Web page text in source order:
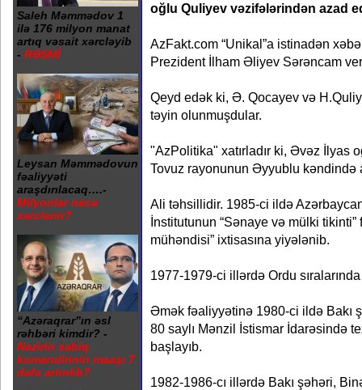
Saleh Məmmədov 1
ilə 176 milyon manat
artıq vəsait xərcləyib
- RƏSMİ
Leysan Məmmədovun
fəaliyyəti
araşdırılacaq….-
Milyonlar necə
xərclənir?
“Azəraqrar”ın əsl
rəhbəri kimdir? -
Nazirin sabiq
komandirinin maaşı 7
dəfə artırılıb?
oğlu Quliyev vəzifələrindən azad
AzFakt.com “Unikal”a istinadən
Prezident İlham Əliyev Sərəncam
Qeyd edək ki, Ə. Qocayev və
təyin olunmuşdular.
"AzPolitika" xatırladır ki, Əvəz İlyas
Tovuz rayonunun Əyyublu kəndində
Ali təhsillidir. 1985-ci ildə
İnstitutunun “Sənaye və mülki
mühəndisi” ixtisasına yiyələnib.
1977-1979-ci illərdə Ordu
Əmək fəaliyyətinə 1980-ci ildə Bakı
80 saylı Mənzil İstismar İdarəsində
başlayıb.
1982-1986-cı illərdə Bakı şəhəri,